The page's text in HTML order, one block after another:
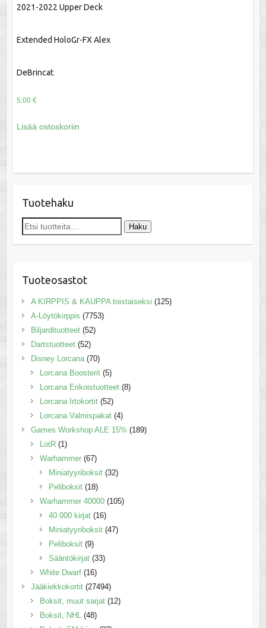
2021-2022 Upper Deck
Extended HoloGr-FX Alex
DeBrincat
5.00 €
Lisää ostoskoriin
Tuotehaku
Etsi: Haku
Tuoteosastot
A KIRPPIS & KAUPPA toistaiseksi (125)
A-Löytökirppis (7753)
Biljardituotteet (52)
Dartstuotteet (52)
Disney Lorcana (70)
Lorcana Boosterit (5)
Lorcana Erikoistuotteet (8)
Lorcana Irtokortit (52)
Lorcana Valmispakat (4)
Games Workshop ALE 15% (189)
LotR (1)
Warhammer (67)
Miniatyyriboksit (32)
Peliboksit (18)
Warhammer 40000 (105)
40 000 kirjat (16)
Miniatyyriboksit (47)
Peliboksit (9)
Sääntökirjat (33)
White Dwarf (16)
Jääkiekkokortit (27494)
Boksit, muut sarjat (12)
Boksit, NHL (48)